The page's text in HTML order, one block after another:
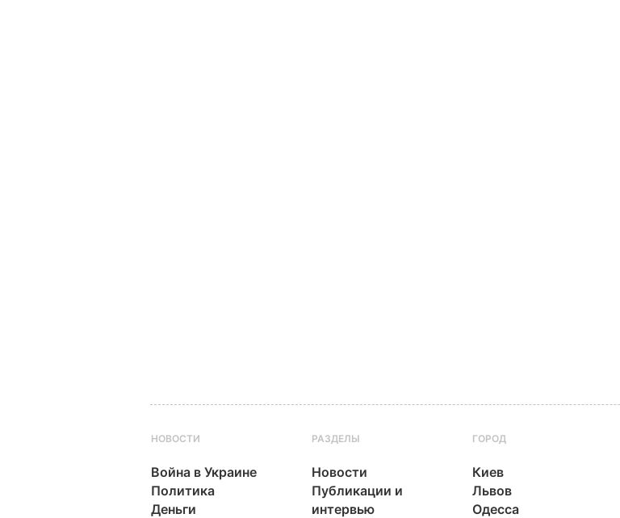
НОВОСТИ
Война в Украине
Политика
Деньги
РАЗДЕЛЫ
Новости
Публикации и
интервью
ГОРОД
Киев
Львов
Одесса